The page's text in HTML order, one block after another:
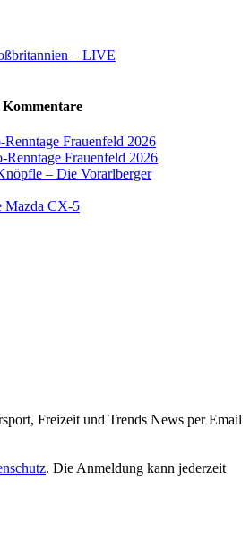
– LIVE
Frauenfeld 2026
Renntage Frauenfeld 2026
– Die Vorarlberger
Mazda CX-5
Freizeit und Trends News per Email
. Die Anmeldung kann jederzeit